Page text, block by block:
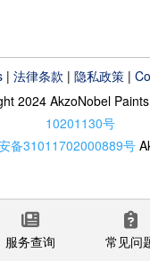
|法律条款 |隐私政策 |
2024 AkzoNobel
10201130号
备31011702000889号
服务查询 常见问